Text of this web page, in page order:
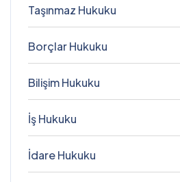
Taşınmaz Hukuku
Borçlar Hukuku
Bilişim Hukuku
İş Hukuku
İdare Hukuku